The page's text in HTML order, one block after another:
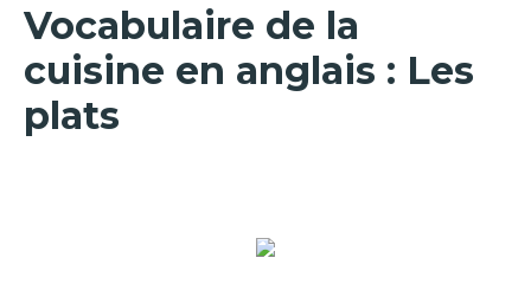
Vocabulaire de la
cuisine en anglais : Les
plats